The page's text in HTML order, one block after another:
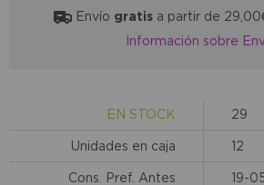
Envío gratisa partir de
Información sobre
EN STOCK 29
Unidades en caja 12
Cons. Pref. Antes 19-